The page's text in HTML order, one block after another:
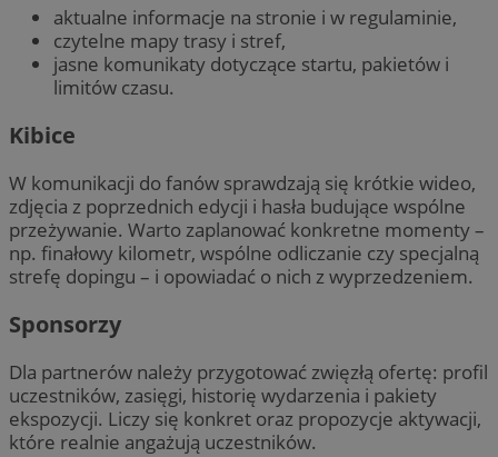
aktualne informacje na stronie i w regulaminie,
czytelne mapy trasy i stref,
jasne komunikaty dotyczące startu, pakietów i
limitów czasu.
Kibice
W komunikacji do fanów sprawdzają się krótkie wideo,
zdjęcia z poprzednich edycji i hasła budujące wspólne
przeżywanie. Warto zaplanować konkretne momenty –
np. finałowy kilometr, wspólne odliczanie czy specjalną
strefę dopingu – i opowiadać o nich z wyprzedzeniem.
Sponsorzy
Dla partnerów należy przygotować zwięzłą ofertę: profil
uczestników, zasięgi, historię wydarzenia i pakiety
ekspozycji. Liczy się konkret oraz propozycje aktywacji,
które realnie angażują uczestników.